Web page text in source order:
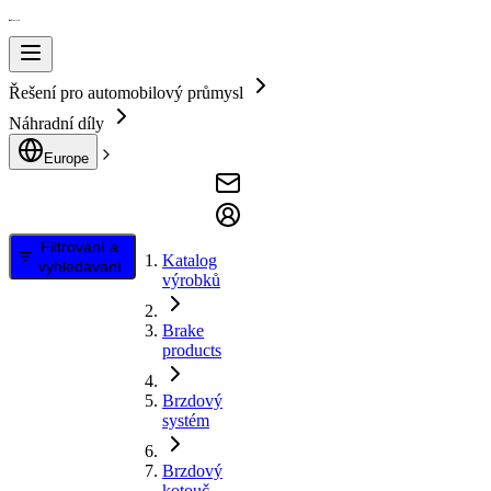
Řešení pro automobilový průmysl
Náhradní díly
Europe
Filtrování a
vyhledávání
Katalog
výrobků
Brake
products
Brzdový
systém
Brzdový